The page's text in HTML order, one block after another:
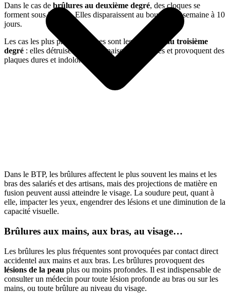
Dans le cas de brûlures au deuxième degré, des cloques se
forment sous la peau. Elles disparaissent au bout d’une semaine à 10
jours.
Les cas les plus problématiques sont les brûlures au troisième
degré : elles détruisent les terminaisons nerveuses et provoquent des
plaques dures et indolores.
Dans le BTP, les brûlures affectent le plus souvent les mains et les
bras des salariés et des artisans, mais des projections de matière en
fusion peuvent aussi atteindre le visage. La soudure peut, quant à
elle, impacter les yeux, engendrer des lésions et une diminution de la
capacité visuelle.
Brûlures aux mains, aux bras, au visage…
Les brûlures les plus fréquentes sont provoquées par contact direct
accidentel aux mains et aux bras. Les brûlures provoquent des
lésions de la peau plus ou moins profondes. Il est indispensable de
consulter un médecin pour toute lésion profonde au bras ou sur les
mains, ou toute brûlure au niveau du visage.